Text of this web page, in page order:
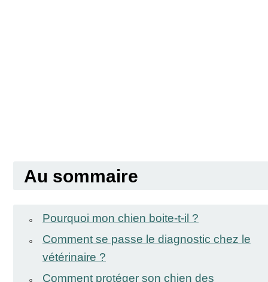
Au sommaire
Pourquoi mon chien boite-t-il ?
Comment se passe le diagnostic chez le
vétérinaire ?
Comment protéger son chien des